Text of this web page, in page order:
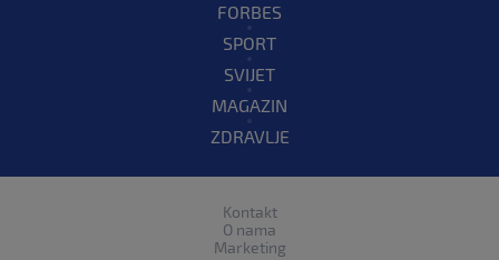
FORBES
SPORT
SVIJET
MAGAZIN
ZDRAVLJE
Kontakt
O nama
Marketing